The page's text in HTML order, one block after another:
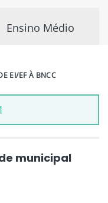
Ensino Médio
EI/EF À BNCC
municipal